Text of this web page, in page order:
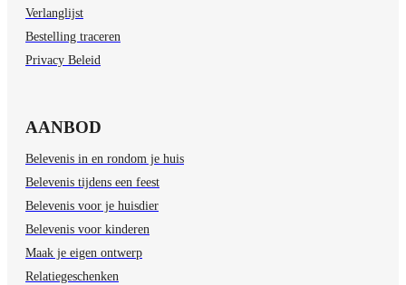
Verlanglijst
Bestelling traceren
Privacy Beleid
AANBOD
Belevenis in en rondom je huis
Belevenis tijdens een feest
Belevenis voor je huisdier
Belevenis voor kinderen
Maak je eigen ontwerp
Relatiegeschenken